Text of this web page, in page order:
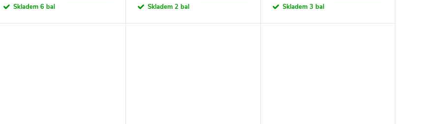
cena:Skladem 6 bal
cena:Skladem2 bal
cena:Skladem 3 bal